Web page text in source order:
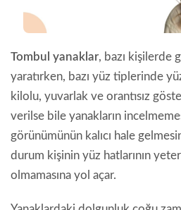
Tombul yanaklar, bazı kişilerde
yaratırken, bazı yüz tiplerinde
kilolu, yuvarlak ve orantısız
verilse bile yanakların
görünümünün kalıcı hale
durum kişinin yüz hatlarının
olmamasına yol açar.